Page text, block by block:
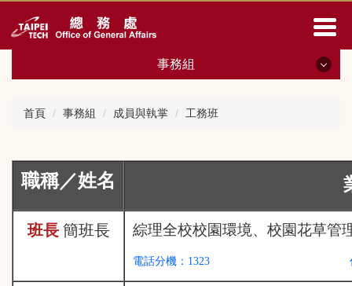
到
內
事務組
成員與職掌
表單下載
首頁 事務組 成員與執掌 工務班
職稱／姓名
班長 簡班長 綜理全校校園環境、校園花草管
電話分機：1323